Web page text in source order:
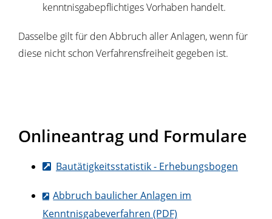
kenntnisgabepflichtiges Vorhaben handelt.
Dasselbe gilt für den Abbruch aller Anlagen, wenn für
diese nicht schon Verfahrensfreiheit gegeben ist.
Onlineantrag und Formulare
Bautätigkeitsstatistik - Erhebungsbogen
Abbruch baulicher Anlagen im
Kenntnisgabeverfahren (PDF)